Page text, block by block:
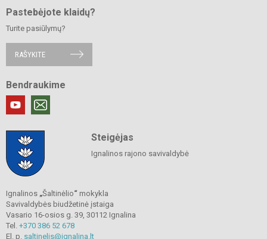
Pastebėjote klaidų?
Turite pasiūlymų?
RAŠYKITE
Bendraukime
Steigėjas
Ignalinos rajono savivaldybė
Ignalinos „Šaltinėlio“ mokykla
Savivaldybės biudžetinė įstaiga
Vasario 16-osios g. 39, 30112 Ignalina
Tel. +370 386 52 678
El. p. saltinelis@ignalina.lt